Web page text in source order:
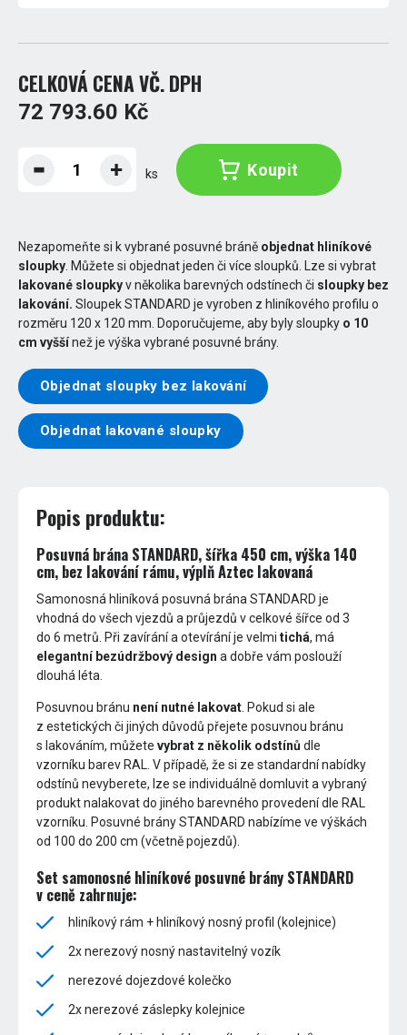
CELKOVÁ CENA VČ. DPH
72 793.60 Kč
ks Koupit
Nezapomeňte si k vybrané posuvné bráně objednat hliníkové
sloupky . Můžete si objednat jeden či více sloupků. Lze si vybrat
lakované sloupkyv několika barevných odstínech či sloupky bez
lakování. Sloupek STANDARD je vyroben z hliníkového profilu o
rozměru 120 x 120 mm. Doporučujeme, aby byly sloupky o 10
cm vyššínež je výška vybrané posuvné brány.
Objednat sloupky bez lakování
Objednat lakované sloupky
Popis produktu:
Posuvná brána STANDARD, šířka 450 cm, výška 140
cm, bez lakování rámu, výplň Aztec lakovaná
Samonosná hliníková posuvná brána STANDARD je
vhodná do všech vjezdů a průjezdů v celkové šířce od 3
do 6 metrů. Při zavírání a otevírání je velmitichá, má
elegantní bezúdržbový design a dobře vám poslouží
dlouhá léta.
Posuvnou bránu není nutné lakovat. Pokud si ale
z estetických či jiných důvodů přejete posuvnou bránu
s lakováním, můžetevybrat z několik odstínůdle
vzorníku barev RAL. V případě, že si ze standardní nabídky
odstínů nevyberete, lze se individuálně domluvit a vybraný
produkt nalakovat do jiného barevného provedení dle RAL
vzorníku. Posuvné brány STANDARD nabízíme ve výškách
od 100 do 200 cm (včetně pojezdů).
Set samonosné hliníkové posuvné brány STANDARD
v ceně zahrnuje:
hliníkový rám + hliníkový nosný profil (kolejnice)
2x nerezový nosný nastavitelný vozík
nerezové dojezdové kolečko
2x nerezové záslepky kolejnice